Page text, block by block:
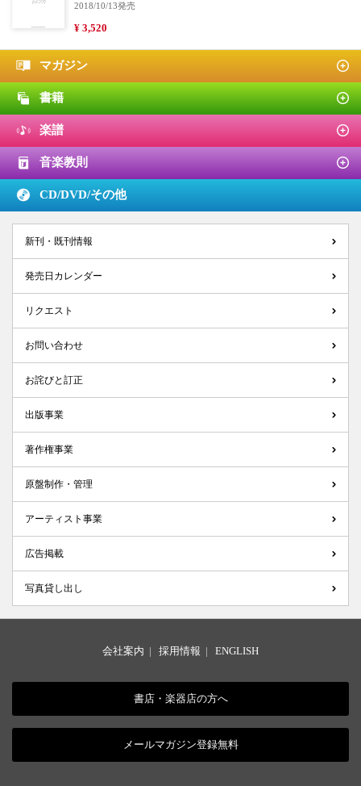
2018/10/13発売
¥ 3,520
マガジン
書籍
楽譜
音楽教則
CD/DVD/その他
新刊・既刊情報
発売日カレンダー
リクエスト
お問い合わせ
お詫びと訂正
出版事業
著作権事業
原盤制作・管理
アーティスト事業
広告掲載
写真貸し出し
会社案内 | 採用情報 | ENGLISH
書店・楽器店の方へ
メールマガジン登録無料